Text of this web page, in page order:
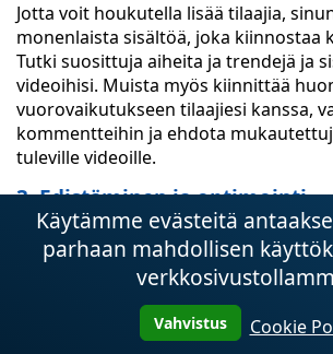
Jotta voit houkutella lisää tilaajia,
monenlaista sisältöä, joka kiinnostaa
Tutki suosittuja aiheita ja trendejä ja
videoihisi. Muista myös kiinnittää
vuorovaikutukseen tilaajiesi kanssa,
kommentteihin ja ehdota
tuleville videoille.
3. Edistäminen ja optimointi
Jotta videosi löytyisi helposti ja
tilaajia, kiinnitä huomiota
Käytä YouTube-tilastoja
markkinarakosi suosittuja pyyntöjä ja
videosi otsikkoon, kuvaukseen ja
Käytämme evästeitä
parhaan mahdollisen
Vahvistus Cookie